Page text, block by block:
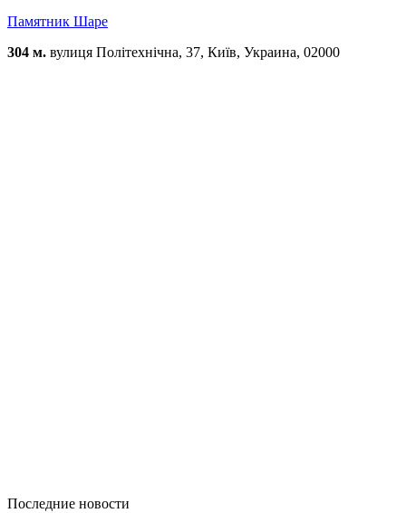
Памятник Шаре
304 м. вулиця Політехнічна, 37, Київ, Украина, 02000
Последние новости